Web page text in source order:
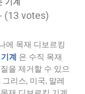
(13 votes)
에 목재 디보르킹
계 은 수직 목재
을 제거할 수 있으
리스, 미국, 말레